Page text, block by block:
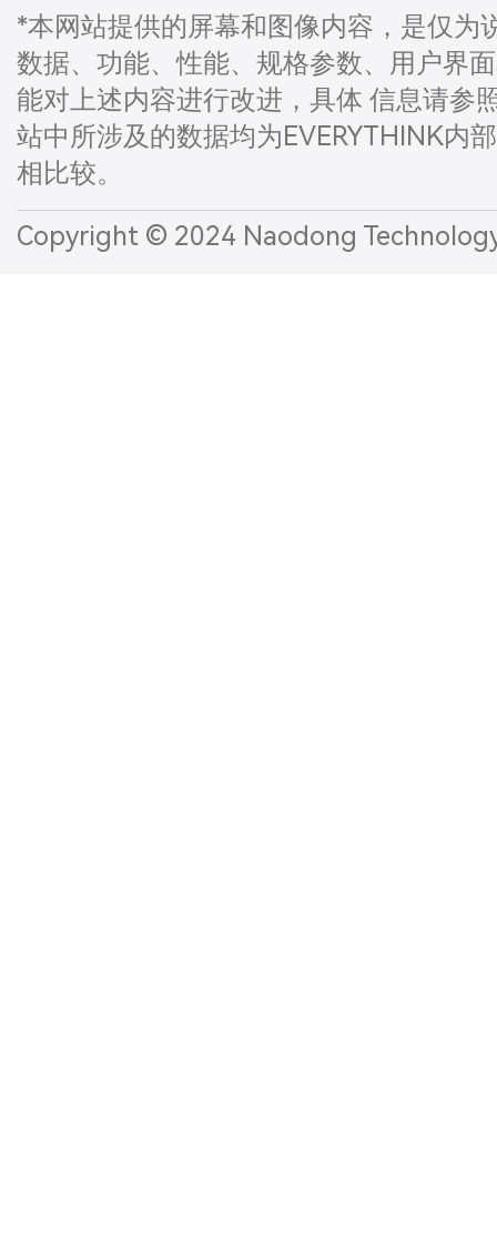
*本网站提供的屏幕和图像内容，是仅
数据、功能、性能、规格参数、用户界
能对上述内容进行改进，具体 信息请参
站中所涉及的数据均为EVERYTHINK内
相比较。
Copyright © 2024 Naodong